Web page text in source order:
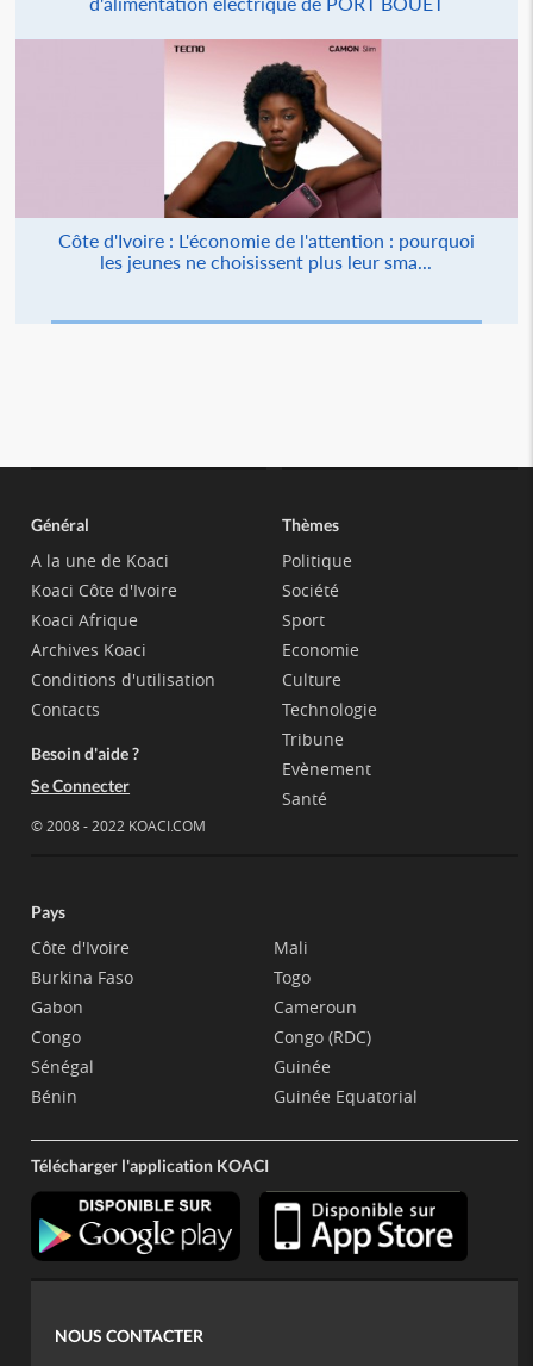
Côte d'Ivoire : L'économie de l'attention : pourquoi
les jeunes ne choisissent plus leur sma...
Général
A la une de Koaci
Koaci Côte d'Ivoire
Koaci Afrique
Archives Koaci
Conditions d'utilisation
Contacts
Besoin d'aide ?
Se Connecter
© 2008 - 2022 KOACI.COM
Thèmes
Politique
Société
Sport
Economie
Culture
Technologie
Tribune
Evènement
Santé
Pays
Côte d'Ivoire
Burkina Faso
Gabon
Congo
Sénégal
Bénin
Mali
Togo
Cameroun
Congo (RDC)
Guinée
Guinée Equatorial
Télécharger l'application KOACI
NOUS CONTACTER